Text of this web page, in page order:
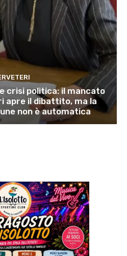
crisi politica: il mancato
apre il dibattito, ma la
non è automatica